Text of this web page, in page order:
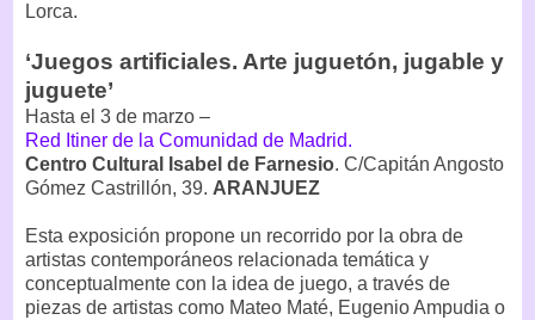
Lorca.
‘Juegos artificiales. Arte juguetón, jugable y
juguete’
Hasta el 3 de marzo –
Red Itiner de la Comunidad de Madrid.
Centro Cultural Isabel de Farnesio. C/Capitán Angosto
Gómez Castrillón, 39. ARANJUEZ
Esta exposición propone un recorrido por la obra de
artistas contemporáneos relacionada temática y
conceptualmente con la idea de juego, a través de
piezas de artistas como Mateo Maté, Eugenio Ampudia o